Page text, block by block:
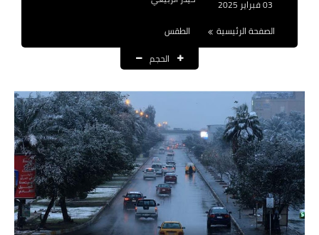
العقود والاجور اليومية
الرواتب
القروض والسلف
المنح المالية
قطع الاراضي
الصفحة الرئيسية
الطقس
الحجم